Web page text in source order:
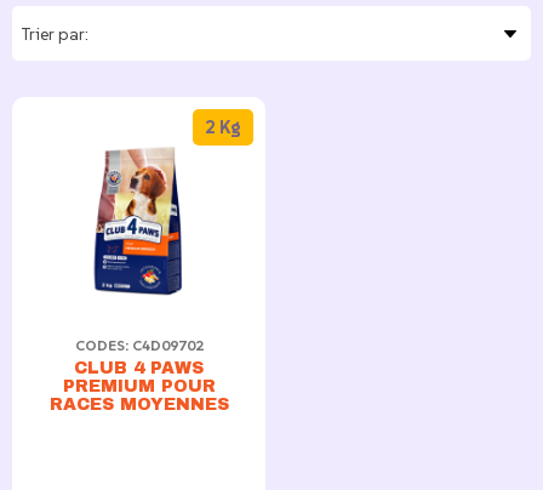
CODES: C4D09702
CLUB 4 PAWS
PREMIUM POUR
RACES MOYENNES
2 Kg